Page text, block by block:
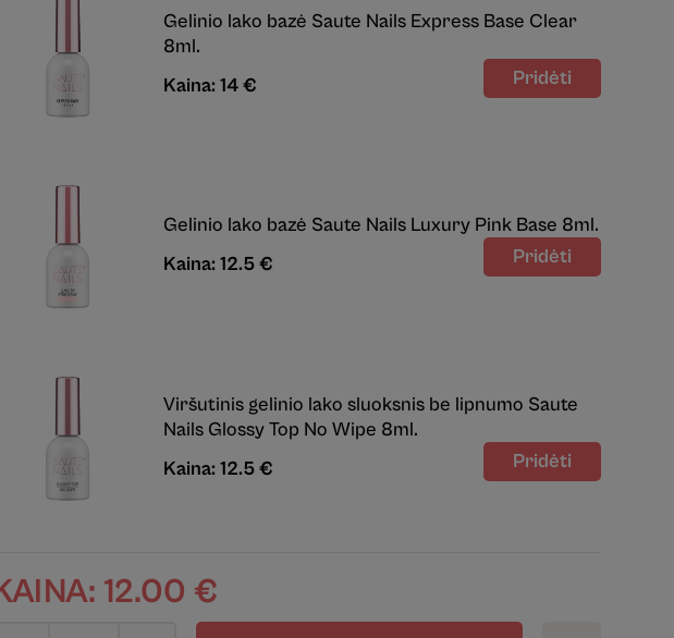
Gelinio lako bazė Saute Nails Express Base Clear
8ml.
Kaina: 14 €
Gelinio lako bazė Saute Nails Luxury Pink Base 8ml.
Kaina: 12.5 €
Viršutinis gelinio lako sluoksnis be lipnumo Saute
Nails Glossy Top No Wipe 8ml.
Kaina: 12.5 €
12.00 €